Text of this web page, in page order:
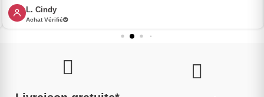
L. Cindy
Achat Vérifié